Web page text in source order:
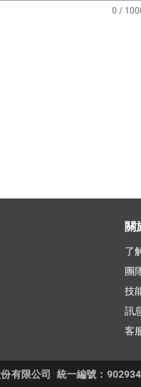
0 /
關
了
團
技
訊
客
有限公司 統一編號：